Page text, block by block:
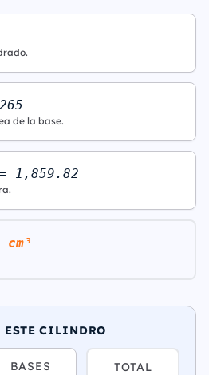
de la base.
1,859.82
ESTE CILINDRO
BASES
TOTAL